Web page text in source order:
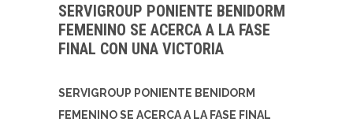
SERVIGROUP PONIENTE BENIDORM
FEMENINO SE ACERCA A LA FASE
FINAL CON UNA VICTORIA
SERVIGROUP PONIENTE BENIDORM
FEMENINO SE ACERCA A LA FASE FINAL